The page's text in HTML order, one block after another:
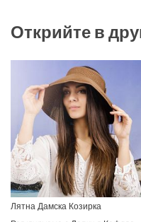
Открийте в
Лятна Дамска Козирка